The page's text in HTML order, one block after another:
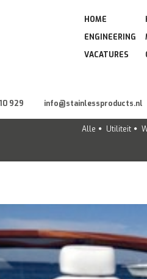
HOME
ENGINEERING
VACATURES
929 info@stainlessproducts.nl
Alle Utiliteit